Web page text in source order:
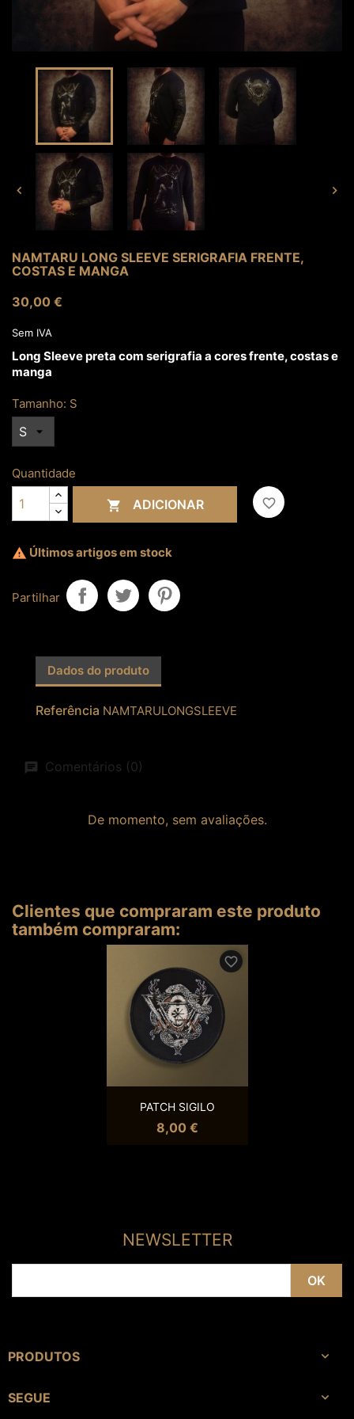
 
NAMTARU LONG SLEEVE SERIGRAFIA FRENTE,
COSTAS E MANGA
30,00 €
Sem IVA
Long Sleeve preta com serigrafia a cores frente, costas e
manga
Tamanho: S
Quantidade
 ADICIONAR favorite_border
 Últimos artigos em stock
Partilhar
Dados do produto
Referência NAMTARULONGSLEEVE
Comentários (0)
De momento, sem avaliações.
Clientes que compraram este produto
também compraram:
Vista rápida
PATCH SIGILO
8,00 €
favorite_border
NEWSLETTER
PRODUTOS 
SEGUE 